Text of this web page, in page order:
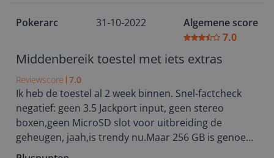
telefoons.
Pokerarc 31-10-2022
Algemene score
7.0
Middenbereik toestel met iets extras
Reviewscore 7.0
Ik heb de toestel al 2 week binnen. Snel-factcheck
negatief: geen 3.5 Jackport input, geen stereo
boxen,geen MicroSD slot voor uitbreiding de
geheugen, jaah,is trendy nu.Maar 256 GB is genoeg
voor mij.De achterkant is plastic.Let op, hij is niet